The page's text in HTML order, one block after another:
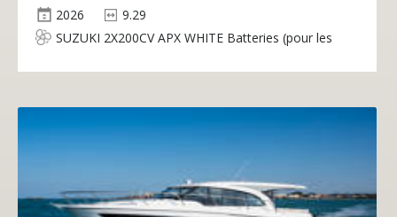
2026
9.29
SUZUKI 2X200CV APX WHITE Batteries (pour les
concessionnaire.